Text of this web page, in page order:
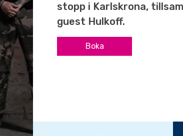
stopp i Karlskrona,
guest Hulkoff.
Boka